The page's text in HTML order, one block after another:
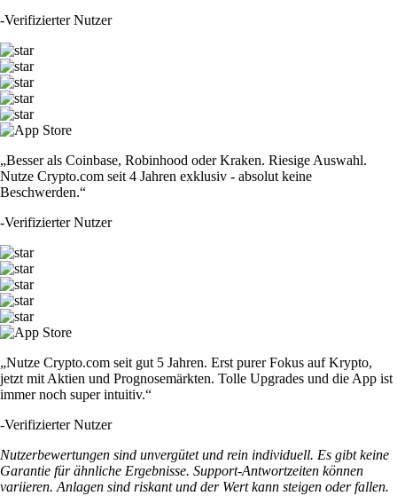
-Verifizierter Nutzer
„Besser als Coinbase, Robinhood oder Kraken. Riesige Auswahl.
Nutze Crypto.com seit 4 Jahren exklusiv - absolut keine
Beschwerden.“
-Verifizierter Nutzer
„Nutze Crypto.com seit gut 5 Jahren. Erst purer Fokus auf Krypto,
jetzt mit Aktien und Prognosemärkten. Tolle Upgrades und die App ist
immer noch super intuitiv.“
-Verifizierter Nutzer
Nutzerbewertungen sind unvergütet und rein individuell. Es gibt keine
Garantie für ähnliche Ergebnisse. Support-Antwortzeiten können
variieren. Anlagen sind riskant und der Wert kann steigen oder fallen.